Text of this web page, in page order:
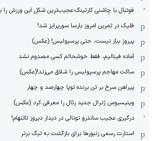
فوتبال با چاشنی کارتینگ؛عجیب‌ترین شکل این ورزش را
فلیک در تمرین امروز بارسا سورپرایز شد!
پیروز بباز نیست، حتی پرسپولیس! (عکس)
آماده فینالیم، فقط خوشحالم کسی مصدوم نشد
ساکت مهاجم پرسپولیس را شلاق می‌زند!(عکس)
پیراهن سرخ بر تن برنده توپا چهارصد و چهار
وینیسیوس ژنرال جدید رئال را معرفی کرد (عکس)
درگیری عجیب ساندرو تونالی در دیدار دیروز تاتنهام!
استارت رسمی زنبورها برای بازگشت به لیگ برتر